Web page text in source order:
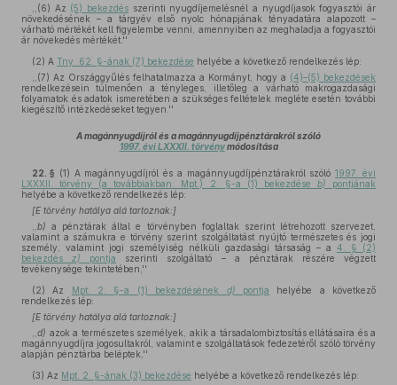
,,(6) Az (5) bekezdés szerinti nyugdíjemelésnél a nyugdíjasok fogyasztói ár
növekedésének – a tárgyév első nyolc hónapjának tényadatára alapozott –
várható mértékét kell figyelembe venni, amennyiben az meghaladja a fogyasztói
ár növekedés mértékét.''
(2) A Tny. 62. §-ának (7) bekezdése helyébe a következő rendelkezés lép:
,,(7) Az Országgyűlés felhatalmazza a Kormányt, hogy a (4)–(5) bekezdések
rendelkezésein túlmenően a tényleges, illetőleg a várható makrogazdasági
folyamatok és adatok ismeretében a szükséges feltételek megléte esetén további
kiegészítő intézkedéseket tegyen.''
A magánnyugdíjról és a magánnyugdíjpénztárakról szóló
1997. évi LXXXII. törvénymódosítása
22. § (1) A magánnyugdíjról és a magánnyugdíjpénztárakról szóló1997. évi
LXXXII. törvény (a továbbiakban: Mpt.) 2. §-a (1) bekezdése b) pontjának
helyébe a következő rendelkezés lép:
[E törvény hatálya alá tartoznak:]
b) a pénztárak által e törvényben foglaltak szerint létrehozott szervezet,
valamint a számukra e törvény szerint szolgáltatást nyújtó természetes és jogi
személy, valamint jogi személyiség nélküli gazdasági társaság – a 4. § (2)
bekezdés z) pontja
szerinti szolgáltató – a pénztárak részére végzett
tevékenysége tekintetében,''
(2) Az Mpt. 2. §-a (1) bekezdésének d) pontja helyébe a következő
rendelkezés lép:
[E törvény hatálya alá tartoznak:]
d) azok a természetes személyek, akik a társadalombiztosítás ellátásaira és a
magánnyugdíjra jogosultakról, valamint e szolgáltatások fedezetéről szóló törvény
alapján pénztárba beléptek,''
(3) Az Mpt. 2. §-ának (3) bekezdése helyébe a következő rendelkezés lép: